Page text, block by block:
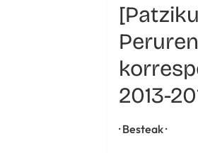
[Patziku
2013-
· Besteak ·